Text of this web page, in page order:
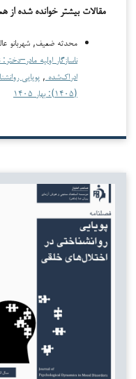
مقالات بیشتر خوانده شده از
محدثه ضعیف, شهربانو
ناسازگار اولیه
ادراک‌شده ,
(۱۴۰۵): بهار ۱۴۰۵